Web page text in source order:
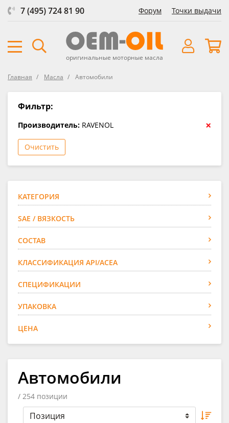
7 (495) 724 81 90 Форум Точки выдачи
оригинальные моторные масла
Главная Масла Автомобили
Фильтр:
Производитель: RAVENOL ×
Очистить
КАТЕГОРИЯ
SAE / ВЯЗКОСТЬ
СОСТАВ
КЛАССИФИКАЦИЯ API/ACEA
СПЕЦИФИКАЦИИ
УПАКОВКА
ЦЕНА
Автомобили
/ 254 позиции